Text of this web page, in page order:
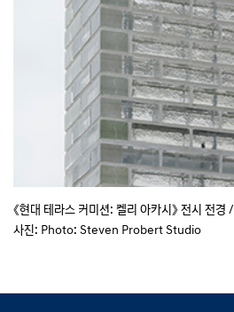
《현대 테라스 커미션: 켈리 아카시》 전시 전경 /
사진: Photo: Steven Probert Studio